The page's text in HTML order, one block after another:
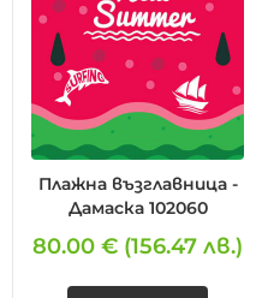
Плажна възглавница -
Дамаска 102060
80.00 € (156.47 лв.)